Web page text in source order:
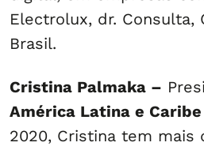
Electrolux, dr. Consulta,
Brasil.
Cristina Palmaka –
América Latina e Caribe
2020, Cristina tem mais